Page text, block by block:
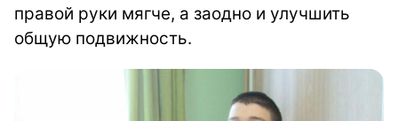
правой руки мягче, а заодно и улучшить
общую подвижность.